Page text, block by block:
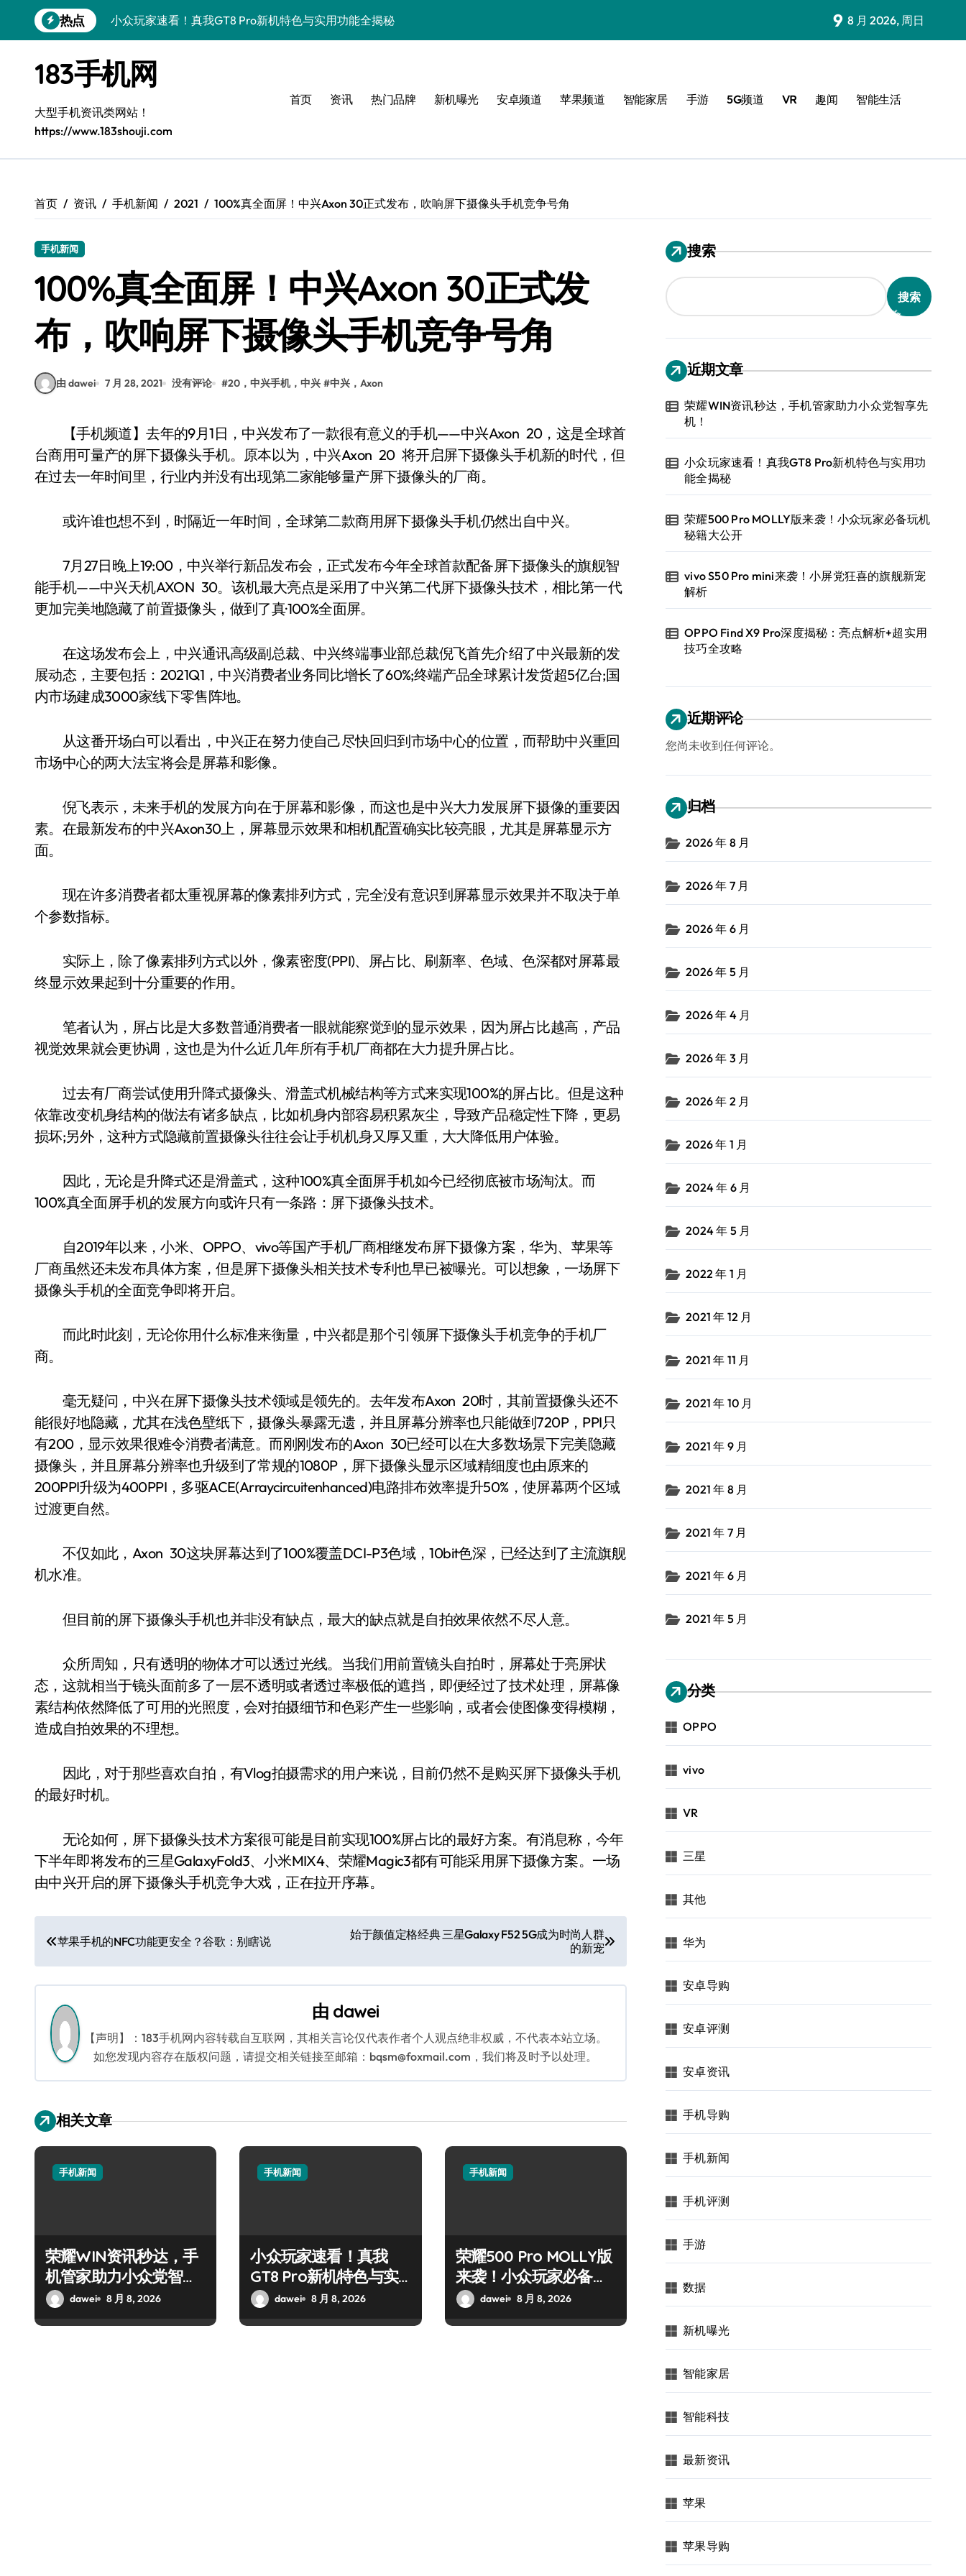
到
热点
小众玩家速看！真我GT8 Pro新机特色与实用功能全揭秘
vivo S50 Pro mini来袭！小屏党狂喜的旗舰新宠解析
OPPO Find X9 Pro深度揭秘：亮点解析+超实用技巧全攻略
小众视角揭秘！REDMI K90亮点配置全解析，一文看尽！
小众控必看！三星W26新资讯速递，解锁智能科技新玩法！
揭秘荣耀ROBOT PHONE，小众之选畅享智能资讯新生活！
荣耀WIN资讯秒达，手机管家助力小众党智享先机！
9 8 月 2026, 周日
183手机网
大型手机资讯类网站！
https://www.183shouji.com
首页 资讯 热门品牌 新机曝光 安卓频道 苹果频道 智能家居 手游 5G频道 VR 趣闻 智能生活
首页 资讯 手机新闻 2021 100%真全面屏！中兴Axon 30正式发布，吹响屏下摄像头手机竞争号角
手机新闻
100%真全面屏！中兴Axon 30正式发
布，吹响屏下摄像头手机竞争号角
由 dawei 7 月 28, 2021 没有评论 #20，中兴手机，中兴 #中兴，Axon
【手机频道】去年的9月1日，中兴发布了一款很有意义的手机——中兴Axon 20，这是全球首
台商用可量产的屏下摄像头手机。原本以为，中兴Axon 20 将开启屏下摄像头手机新的时代，但
在过去一年时间里，行业内并没有出现第二家能够量产屏下摄像头的厂商。
或许谁也想不到，时隔近一年时间，全球第二款商用屏下摄像头手机仍然出自中兴。
7月27日晚上19:00，中兴举行新品发布会，正式发布今年全球首款配备屏下摄像头的旗舰智
能手机——中兴天机AXON 30。该机最大亮点是采用了中兴第二代屏下摄像头技术，相比第一代
更加完美地隐藏了前置摄像头，做到了真·100%全面屏。
在这场发布会上，中兴通讯高级副总裁、中兴终端事业部总裁倪飞首先介绍了中兴最新的发
展动态，主要包括：2021Q1，中兴消费者业务同比增长了60%;终端产品全球累计发货超5亿台;国
内市场建成3000家线下零售阵地。
从这番开场白可以看出，中兴正在努力使自己尽快回归到市场中心的位置，而帮助中兴重回
市场中心的两大法宝将会是屏幕和影像。
倪飞表示，未来手机的发展方向在于屏幕和影像，而这也是中兴大力发展屏下摄像的重要因
素。在最新发布的中兴Axon30上，屏幕显示效果和相机配置确实比较亮眼，尤其是屏幕显示方
面。
现在许多消费者都太重视屏幕的像素排列方式，完全没有意识到屏幕显示效果并不取决于单
个参数指标。
实际上，除了像素排列方式以外，像素密度(PPI)、屏占比、刷新率、色域、色深都对屏幕最
终显示效果起到十分重要的作用。
笔者认为，屏占比是大多数普通消费者一眼就能察觉到的显示效果，因为屏占比越高，产品
视觉效果就会更协调，这也是为什么近几年所有手机厂商都在大力提升屏占比。
过去有厂商尝试使用升降式摄像头、滑盖式机械结构等方式来实现100%的屏占比。但是这种
依靠改变机身结构的做法有诸多缺点，比如机身内部容易积累灰尘，导致产品稳定性下降，更易
损坏;另外，这种方式隐藏前置摄像头往往会让手机机身又厚又重，大大降低用户体验。
因此，无论是升降式还是滑盖式，这种100%真全面屏手机如今已经彻底被市场淘汰。而
100%真全面屏手机的发展方向或许只有一条路：屏下摄像头技术。
自2019年以来，小米、OPPO、vivo等国产手机厂商相继发布屏下摄像方案，华为、苹果等
厂商虽然还未发布具体方案，但是屏下摄像头相关技术专利也早已被曝光。可以想象，一场屏下
摄像头手机的全面竞争即将开启。
而此时此刻，无论你用什么标准来衡量，中兴都是那个引领屏下摄像头手机竞争的手机厂
商。
毫无疑问，中兴在屏下摄像头技术领域是领先的。去年发布Axon 20时，其前置摄像头还不
能很好地隐藏，尤其在浅色壁纸下，摄像头暴露无遗，并且屏幕分辨率也只能做到720P，PPI只
有200，显示效果很难令消费者满意。而刚刚发布的Axon 30已经可以在大多数场景下完美隐藏
摄像头，并且屏幕分辨率也升级到了常规的1080P，屏下摄像头显示区域精细度也由原来的
200PPI升级为400PPI，多驱ACE(Arraycircuitenhanced)电路排布效率提升50%，使屏幕两个区域
过渡更自然。
不仅如此，Axon 30这块屏幕达到了100%覆盖DCI-P3色域，10bit色深，已经达到了主流旗舰
机水准。
但目前的屏下摄像头手机也并非没有缺点，最大的缺点就是自拍效果依然不尽人意。
众所周知，只有透明的物体才可以透过光线。当我们用前置镜头自拍时，屏幕处于亮屏状
态，这就相当于镜头面前多了一层不透明或者透过率极低的遮挡，即便经过了技术处理，屏幕像
素结构依然降低了可用的光照度，会对拍摄细节和色彩产生一些影响，或者会使图像变得模糊，
造成自拍效果的不理想。
因此，对于那些喜欢自拍，有Vlog拍摄需求的用户来说，目前仍然不是购买屏下摄像头手机
的最好时机。
无论如何，屏下摄像头技术方案很可能是目前实现100%屏占比的最好方案。有消息称，今年
下半年即将发布的三星GalaxyFold3、小米MIX4、荣耀Magic3都有可能采用屏下摄像方案。一场
由中兴开启的屏下摄像头手机竞争大戏，正在拉开序幕。
文
章
导
航
苹果手机的NFC功能更安全？谷歌：别瞎说
始于颜值定格经典 三星Galaxy F52 5G成为时尚人群
的新宠
由 dawei
【声明】：183手机网内容转载自互联网，其相关言论仅代表作者个人观点绝非权威，不代表本站立场。
如您发现内容存在版权问题，请提交相关链接至邮箱：bqsm@foxmail.com，我们将及时予以处理。
相关文章
手机新闻
荣耀WIN资讯秒达，手
机管家助力小众党智享
先机！
dawei 8 月 8, 2026
手机新闻
小众玩家速看！真我
GT8 Pro新机特色与实
用功能全揭秘
dawei 8 月 8, 2026
手机新闻
荣耀500 Pro MOLLY版
来袭！小众玩家必备玩
机秘籍大公开
dawei 8 月 8, 2026
搜索
搜索
近期文章
荣耀WIN资讯秒达，手机管家助力小众党智享先
机！
小众玩家速看！真我GT8 Pro新机特色与实用功
能全揭秘
荣耀500 Pro MOLLY版来袭！小众玩家必备玩机
秘籍大公开
vivo S50 Pro mini来袭！小屏党狂喜的旗舰新宠
解析
OPPO Find X9 Pro深度揭秘：亮点解析+超实用
技巧全攻略
近期评论
您尚未收到任何评论。
归档
2026 年 8 月
2026 年 7 月
2026 年 6 月
2026 年 5 月
2026 年 4 月
2026 年 3 月
2026 年 2 月
2026 年 1 月
2024 年 6 月
2024 年 5 月
2022 年 1 月
2021 年 12 月
2021 年 11 月
2021 年 10 月
2021 年 9 月
2021 年 8 月
2021 年 7 月
2021 年 6 月
2021 年 5 月
分类
OPPO
vivo
VR
三星
其他
华为
安卓导购
安卓评测
安卓资讯
手机导购
手机新闻
手机评测
手游
数据
新机曝光
智能家居
智能科技
最新资讯
苹果
苹果导购